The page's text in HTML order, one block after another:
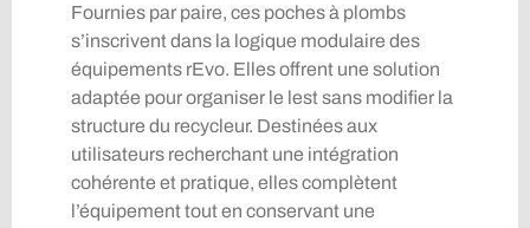
Fournies par paire, ces poches à plombs
s’inscrivent dans la logique modulaire des
équipements rEvo. Elles offrent une solution
adaptée pour organiser le lest sans modifier la
structure du recycleur. Destinées aux
utilisateurs recherchant une intégration
cohérente et pratique, elles complètent
l’équipement tout en conservant une